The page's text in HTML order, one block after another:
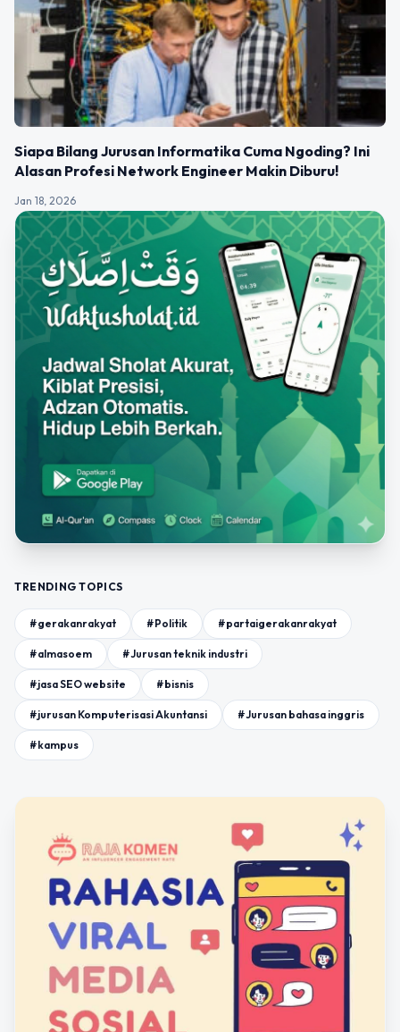
Siapa Bilang Jurusan Informatika Cuma Ngoding? Ini
Alasan Profesi Network Engineer Makin Diburu!
Jan 18, 2026
TRENDING TOPICS
#gerakanrakyat #Politik #partaigerakanrakyat
#almasoem #Jurusan teknik industri
#jasa SEO website #bisnis
#jurusan Komputerisasi Akuntansi #Jurusan bahasa inggris
#kampus